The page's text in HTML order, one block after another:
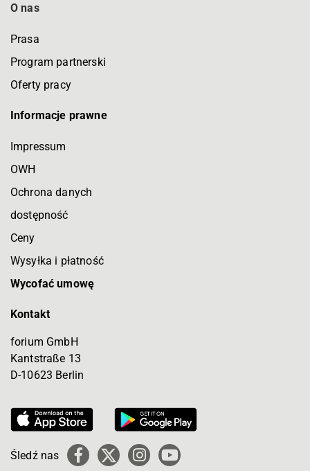
O nas
Prasa
Program partnerski
Oferty pracy
Informacje prawne
Impressum
OWH
Ochrona danych
dostępność
Ceny
Wysyłka i płatność
Wycofać umowę
Kontakt
forium GmbH
Kantstraße 13
D-10623 Berlin
Śledź nas Facebook
X
Instagram